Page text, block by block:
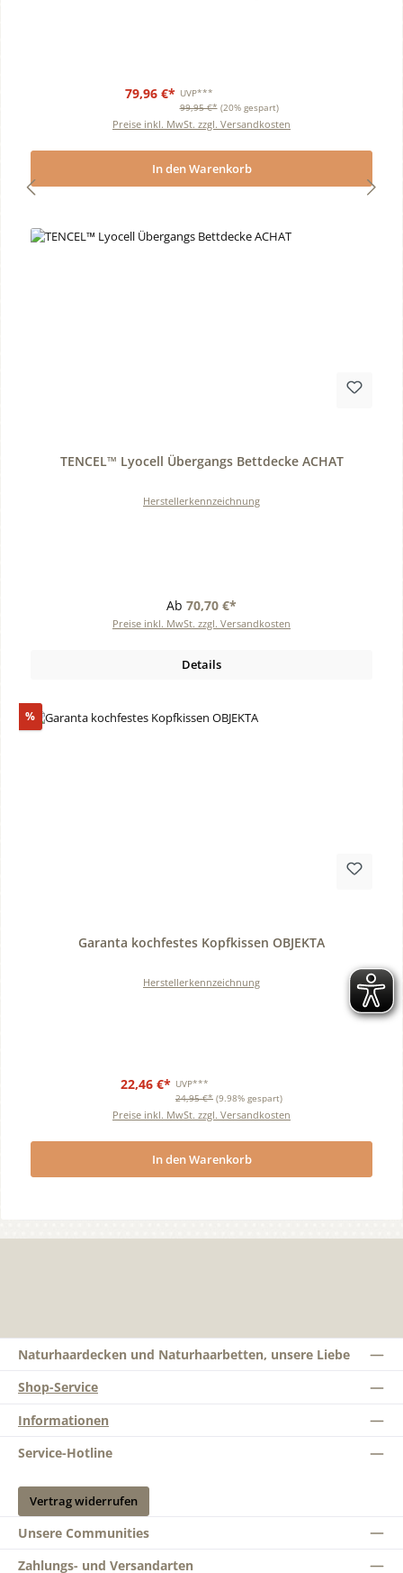
79,96 €* UVP***
99,95 €* (20% gespart)
Preise inkl. MwSt. zzgl. Versandkosten
In den Warenkorb
TENCEL™ Lyocell Übergangs Bettdecke ACHAT
Herstellerkennzeichnung
Ab 70,70 €*
Preise inkl. MwSt. zzgl. Versandkosten
Details
%Rabatt
Garanta kochfestes Kopfkissen OBJEKTA
Herstellerkennzeichnung
22,46 €* UVP***
24,95 €* (9.98% gespart)
Preise inkl. MwSt. zzgl. Versandkosten
In den Warenkorb
Naturhaardecken und Naturhaarbetten, unsere Liebe
Shop-Service
Informationen
Service-Hotline
Vertrag widerrufen
Unsere Communities
Zahlungs- und Versandarten